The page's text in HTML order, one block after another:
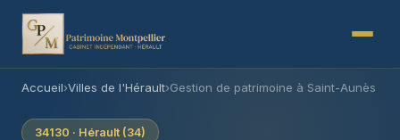
Accueil›Villes de l'Hérault›Gestion de patrimoine à Saint-Aunès
34130 · Hérault (34)